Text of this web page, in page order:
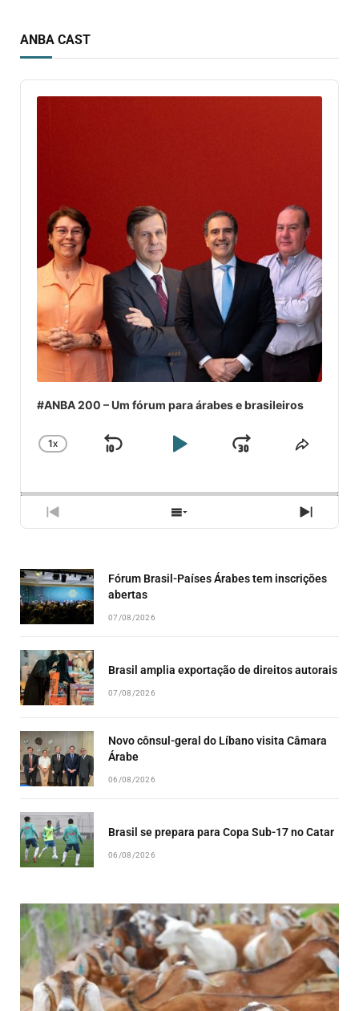
ANBA CAST
Audio
Player
#ANBA 200 – Um fórum para árabes e brasileiros
CHANGE
1X
SKIP
PLAYJUMP
PREVIOUS
EPISODE
SHOW
EPISODES
NEXT
Fórum Brasil-Países Árabes tem inscrições
abertas
07/08/2026
Brasil amplia exportação de direitos autorais
07/08/2026
Novo cônsul-geral do Líbano visita Câmara
Árabe
06/08/2026
Brasil se prepara para Copa Sub-17 no Catar
06/08/2026